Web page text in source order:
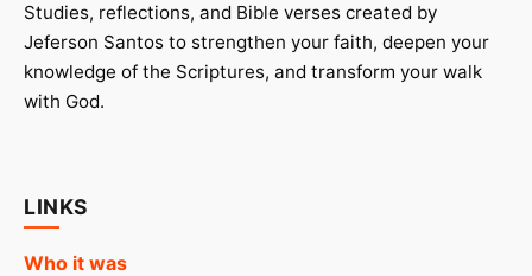
Studies, reflections, and Bible verses created by
Jeferson Santos to strengthen your faith, deepen your
knowledge of the Scriptures, and transform your walk
with God.
LINKS
Who it was